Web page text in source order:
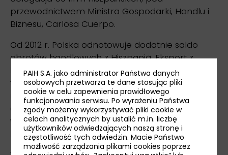
przewodnictwem Ministra Gospodarki, Handlu i
Biznesu, Carlosa Cuerpo.
Od 2012 r. Polska odnotowuje dodatnie saldo
obrotów handlowych z Hiszpanią. Eksport z
Polski do Hiszpanii wzrósł o ok. 10% względem
tego samego okresu w roku 2022. Po 8
miesiącach 2024 r. nastąpił dalszy wzrost
eksportu towarów z Polski do Hiszpanii o 4% i
wyniósł 6,7 mld euro. Import towarów
hiszpańskich do Polski wyniósł 3,6 mld EUR.
PAIH S.A. jako administrator Państwa danych
osobowych przetwarza te dane stosując pliki
cookie w celu zapewnienia prawidłowego
funkcjonowania serwisu. Po wyrażeniu Państwa
zgody możemy wykorzystywać pliki cookie w
celach analitycznych by ustalić m.in. liczbę
użytkowników odwiedzających naszą stronę i
częstotliwość tych odwiedzin. Macie Państwo
możliwość zarządzania plikami cookies poprzez